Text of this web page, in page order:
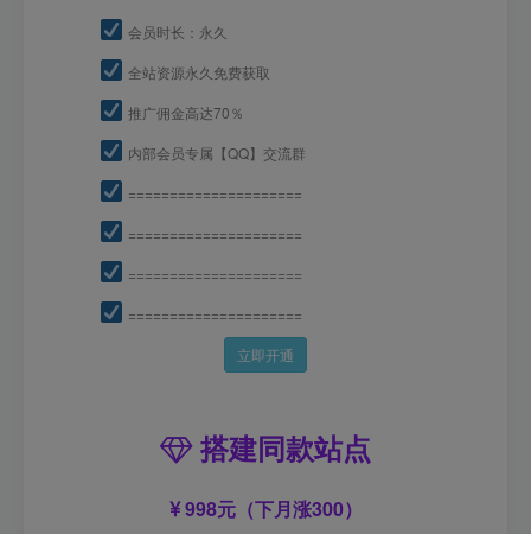
会员时长：永久
全站资源永久免费获取
推广佣金高达70％
内部会员专属【QQ】交流群
=====================
=====================
=====================
=====================
立即开通
搭建同款站点
998元（下月涨300）